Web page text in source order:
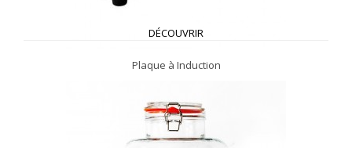
DÉCOUVRIR
Plaque à Induction